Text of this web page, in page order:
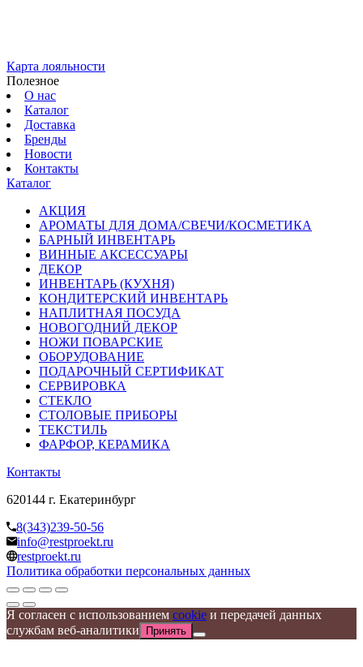
Карта лояльности
Полезное
О нас
Каталог
Доставка
Бренды
Новости
Контакты
Каталог
АКЦИЯ
АРОМАТЫ ДЛЯ ДОМА/СВЕЧИ/КОСМЕТИКА
БАРНЫЙ ИНВЕНТАРЬ
ВИННЫЕ АКСЕССУАРЫ
ДЕКОР
ИНВЕНТАРЬ (КУХНЯ)
КОНДИТЕРСКИЙ ИНВЕНТАРЬ
НАПЛИТНАЯ ПОСУДА
НОВОГОДНИЙ ДЕКОР
НОЖИ ПОВАРСКИЕ
ОБОРУДОВАНИЕ
ПОДАРОЧНЫЙ СЕРТИФИКАТ
СЕРВИРОВКА
СТЕКЛО
СТОЛОВЫЕ ПРИБОРЫ
ТЕКСТИЛЬ
ФАРФОР, КЕРАМИКА
Контакты
620144 г. Екатеринбург
8(343)239-50-56
info@restproekt.ru
restproekt.ru
Политика обработки персональных данных
Я согласен с использованием cookie и передачей данных
службам веб-аналитики
Принять